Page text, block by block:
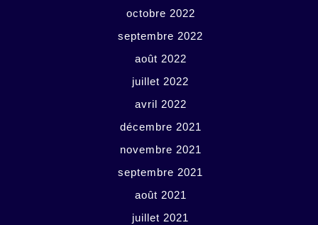
octobre 2022
septembre 2022
août 2022
juillet 2022
avril 2022
décembre 2021
novembre 2021
septembre 2021
août 2021
juillet 2021